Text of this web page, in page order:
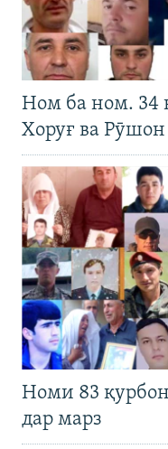
Ном ба ном. 34
Хоруғ ва Рӯшон
Номи 83
дар марз